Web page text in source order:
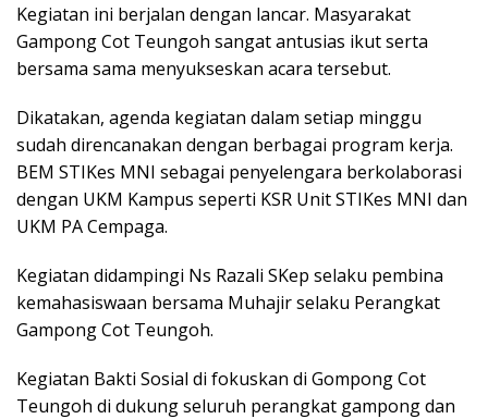
Kegiatan ini berjalan dengan lancar. Masyarakat
Gampong Cot Teungoh sangat antusias ikut serta
bersama sama menyukseskan acara tersebut.
Dikatakan, agenda kegiatan dalam setiap minggu
sudah direncanakan dengan berbagai program kerja.
BEM STIKes MNI sebagai penyelengara berkolaborasi
dengan UKM Kampus seperti KSR Unit STIKes MNI dan
UKM PA Cempaga.
Kegiatan didampingi Ns Razali SKep selaku pembina
kemahasiswaan bersama Muhajir selaku Perangkat
Gampong Cot Teungoh.
Kegiatan Bakti Sosial di fokuskan di Gompong Cot
Teungoh di dukung seluruh perangkat gampong dan